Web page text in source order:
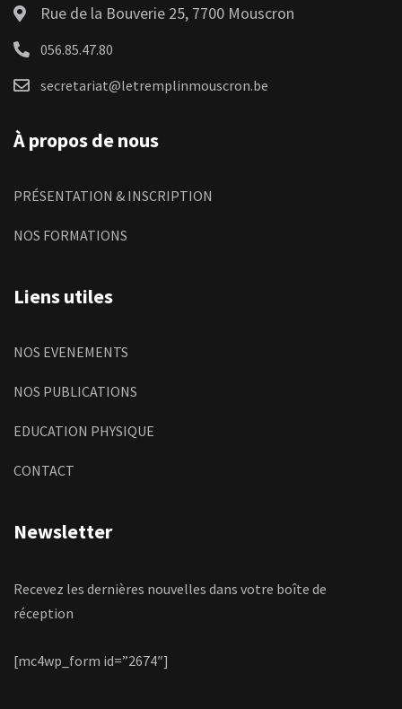
Rue de la Bouverie 25, 7700 Mouscron
056.85.47.80
secretariat@letremplinmouscron.be
À propos de nous
PRÉSENTATION & INSCRIPTION
NOS FORMATIONS
Liens utiles
NOS EVENEMENTS
NOS PUBLICATIONS
EDUCATION PHYSIQUE
CONTACT
Newsletter
Recevez les dernières nouvelles dans votre boîte de
réception
[mc4wp_form id=”2674″]